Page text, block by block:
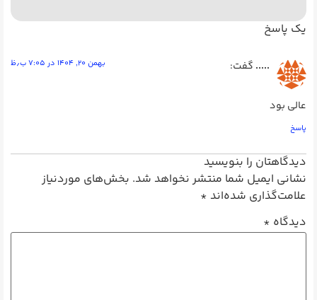
یک پاسخ
..... گفت: بهمن ۲۰, ۱۴۰۴ در ۷:۰۵ ب٫ظ
عالی بود
پاسخ
دیدگاهتان را بنویسید
نشانی ایمیل شما منتشر نخواهد شد. بخش‌های موردنیاز
علامت‌گذاری شده‌اند *
دیدگاه *